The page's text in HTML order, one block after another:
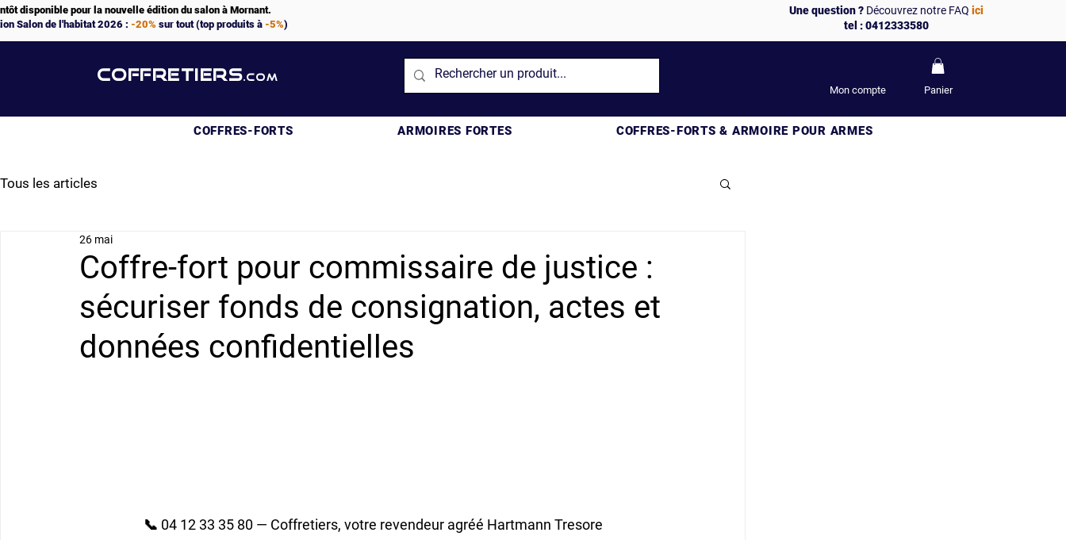
disponible pour la nouvelle édition du salon à Mornant.
Salon de l'habitat 2026 : -20% sur tout (top produits à -5%)
Une question ? Découvrez notre FAQici
tel : 0412333580
COFFRETIERS.COM
Mon compte Panier
COFFRES-FORTS ARMOIRES FORTES COFFRES-FORTS & ARMOIRE POUR ARMES
Tous les articles
Coffre-fort pour commissaire de justice :
sécuriser fonds de consignation, actes et
données confidentielles
26 mai
📞 04 12 33 35 80 — Coffretiers, votre revendeur agréé Hartmann Tresore